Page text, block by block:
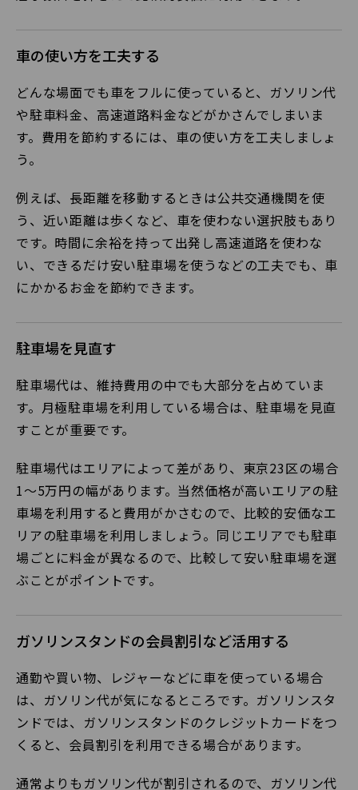
車の使い方を工夫する
どんな場面でも車をフルに使っていると、ガソリン代
や駐車料金、高速道路料金などがかさんでしまいま
す。費用を節約するには、車の使い方を工夫しましょ
う。
例えば、長距離を移動するときは公共交通機関を使
う、近い距離は歩くなど、車を使わない選択肢もあり
です。時間に余裕を持って出発し高速道路を使わな
い、できるだけ安い駐車場を使うなどの工夫でも、車
にかかるお金を節約できます。
駐車場を見直す
駐車場代は、維持費用の中でも大部分を占めていま
す。月極駐車場を利用している場合は、駐車場を見直
すことが重要です。
駐車場代はエリアによって差があり、東京23区の場合
1～5万円の幅があります。当然価格が高いエリアの駐
車場を利用すると費用がかさむので、比較的安価なエ
リアの駐車場を利用しましょう。同じエリアでも駐車
場ごとに料金が異なるので、比較して安い駐車場を選
ぶことがポイントです。
ガソリンスタンドの会員割引など活用する
通勤や買い物、レジャーなどに車を使っている場合
は、ガソリン代が気になるところです。ガソリンスタ
ンドでは、ガソリンスタンドのクレジットカードをつ
くると、会員割引を利用できる場合があります。
通常よりもガソリン代が割引されるので、ガソリン代